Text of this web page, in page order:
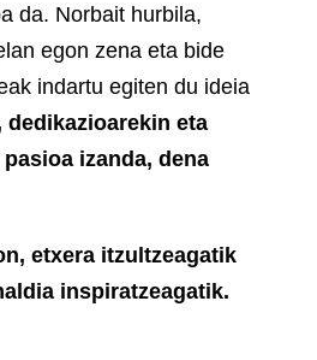
da. Norbait hurbila,
egon zena eta bide
indartu egiten du ideia
dedikazioarekin eta
izanda, dena
etxera itzultzeagatik
inspiratzeagatik.